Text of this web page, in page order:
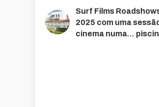
Surf Films
2025 com uma
cinema numa…